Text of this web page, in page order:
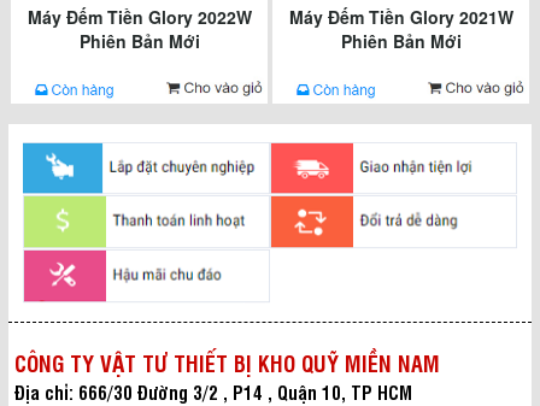
Máy Đếm Tiền Glory 2022W
Phiên Bản Mới
Máy Đếm Tiền Glory 2021W
Phiên Bản Mới
CÔNG TY VẬT TƯ THIẾT BỊ KHO QUỸ MIỀN NAM
Địa chỉ: 666/30 Đường 3/2 , P14 , Quận 10, TP HCM